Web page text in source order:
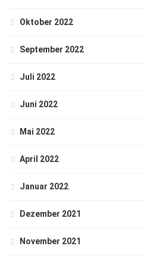
Oktober 2022
September 2022
Juli 2022
Juni 2022
Mai 2022
April 2022
Januar 2022
Dezember 2021
November 2021